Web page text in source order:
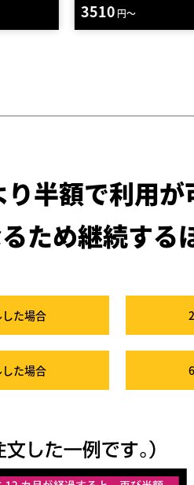
10500円～
半額で利用が
ため継続する
た場合
た場合